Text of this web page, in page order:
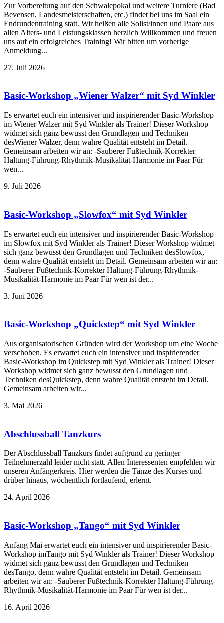
Zur Vorbereitung auf den Schwalepokal und weitere Turniere (Bad
Bevensen, Landesmeisterschaften, etc.) findet bei uns im Saal ein
Endrundentraining statt. Wir heißen alle Solist/innen und Paare aus
allen Alters- und Leistungsklassen herzlich Willkommen und freuen
uns auf ein erfolgreiches Training! Wir bitten um vorherige
Anmeldung...
27. Juli 2026
Basic-Workshop „Wiener Walzer“ mit Syd Winkler
Es erwartet euch ein intensiver und inspirierender Basic-Workshop
im Wiener Walzer mit Syd Winkler als Trainer! Dieser Workshop
widmet sich ganz bewusst den Grundlagen und Techniken
desWiener Walzer, denn wahre Qualität entsteht im Detail.
Gemeinsam arbeiten wir an: -Sauberer Fußtechnik-Korrekter
Haltung-Führung-Rhythmik-Musikalität-Harmonie im Paar Für
wen...
9. Juli 2026
Basic-Workshop „Slowfox“ mit Syd Winkler
Es erwartet euch ein intensiver und inspirierender Basic-Workshop
im Slowfox mit Syd Winkler als Trainer! Dieser Workshop widmet
sich ganz bewusst den Grundlagen und Techniken desSlowfox,
denn wahre Qualität entsteht im Detail. Gemeinsam arbeiten wir an:
-Sauberer Fußtechnik-Korrekter Haltung-Führung-Rhythmik-
Musikalität-Harmonie im Paar Für wen ist der...
3. Juni 2026
Basic-Workshop „Quickstep“ mit Syd Winkler
Aus organisatorischen Gründen wird der Workshop um eine Woche
verschoben. Es erwartet euch ein intensiver und inspirierender
Basic-Workshop im Quickstep mit Syd Winkler als Trainer! Dieser
Workshop widmet sich ganz bewusst den Grundlagen und
Techniken desQuickstep, denn wahre Qualität entsteht im Detail.
Gemeinsam arbeiten wir...
3. Mai 2026
Abschlussball Tanzkurs
Der Abschlussball Tanzkurs findet aufgrund zu geringer
Teilnehmerzahl leider nicht statt. Allen Interessenten empfehlen wir
unseren Anfängerkreis. Hier werden die Tänze des Kurses und
drüber hinaus, wöchentlich fortlaufend, erlernt.
24. April 2026
Basic-Workshop „Tango“ mit Syd Winkler
Anfang Mai erwartet euch ein intensiver und inspirierender Basic-
Workshop imTango mit Syd Winkler als Trainer! Dieser Workshop
widmet sich ganz bewusst den Grundlagen und Techniken
desTango, denn wahre Qualität entsteht im Detail. Gemeinsam
arbeiten wir an: -Sauberer Fußtechnik-Korrekter Haltung-Führung-
Rhythmik-Musikalität-Harmonie im Paar Für wen ist der...
16. April 2026